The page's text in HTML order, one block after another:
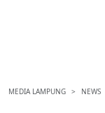
MEDIA LAMPUNG NEWS